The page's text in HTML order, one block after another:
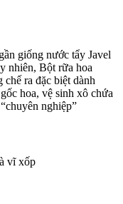
giống nước tẩy Javel
nhiên, Bột rữa hoa
ra đặc biệt dành
hoa, vệ sinh xô chứa
nghiệp”
vĩ xốp